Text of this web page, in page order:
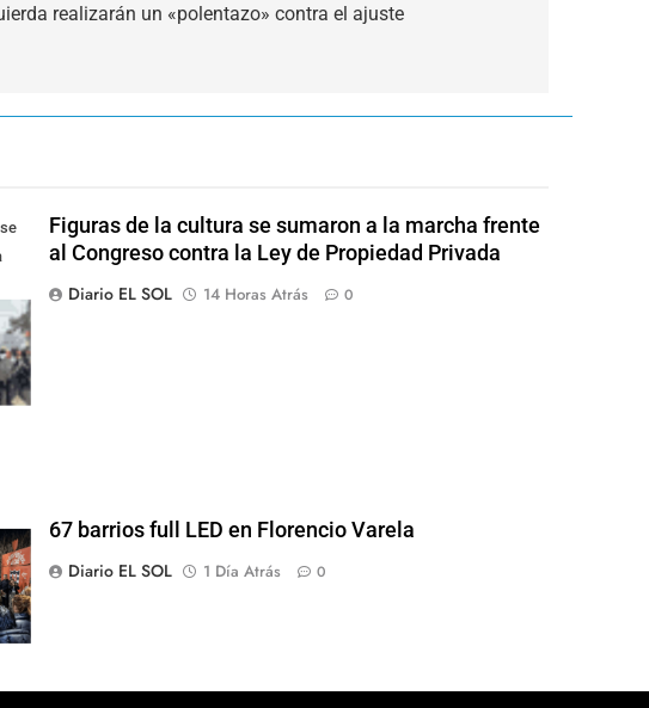
realizarán un «polentazo» contra el ajuste
Figuras de la cultura se sumaron a la marcha frente
al Congreso contra la Ley de Propiedad Privada
Diario EL SOL
14 Horas Atrás 0
67 barrios full LED en Florencio Varela
Diario EL SOL
1 Día Atrás 0